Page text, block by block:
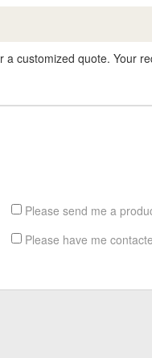
customized quote. Your
Please send me a
Please have me